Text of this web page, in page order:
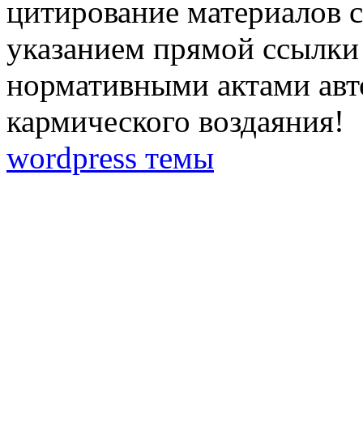
цитирование материалов
указанием прямой
нормативными актами
кармического воздаяния!
wordpress темы